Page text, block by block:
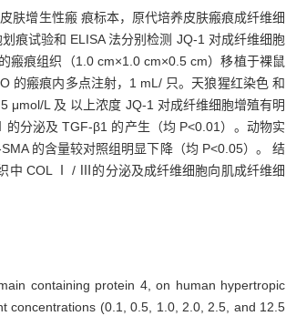
肤增生性瘢 痕标本，原代培养皮肤瘢痕成纤维细
痕试验和 ELISA 法分别检测 JQ-1 对成纤维细胞
痕组织（1.0 cm×1.0 cm×0.5 cm）移植于裸鼠
的瘢痕内多点注射，1 mL/ 只。天狼猩红染色 和
L 及 以上浓度 JQ-1 对成纤维细胞增殖有明
分泌及 TGF-β1 的产生（均 P<0.01）。动物实
的含量较对照组明显下降（均 P<0.05）。 结
中 COL Ⅰ / Ⅲ的分泌及成纤维细胞向肌成纤维细
containing protein 4, on human hypertropic
concentrations (0.1, 0.5, 1.0, 2.0, 2.5, and 12.5